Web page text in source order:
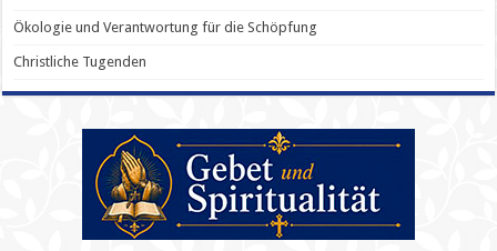
Ökologie und Verantwortung für die Schöpfung
Christliche Tugenden